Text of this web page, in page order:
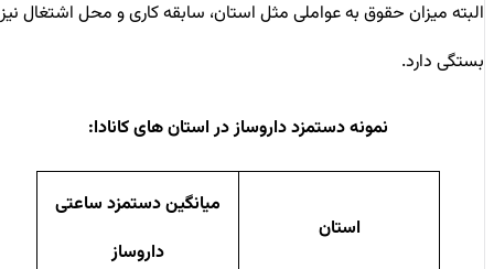
البته میزان حقوق به عواملی مثل استان، سابقه کاری و محل اشتغال نیز
بستگی دارد.
نمونه دستمزد داروساز در استان های کانادا:
استان
میانگین دستمزد ساعتی
داروساز